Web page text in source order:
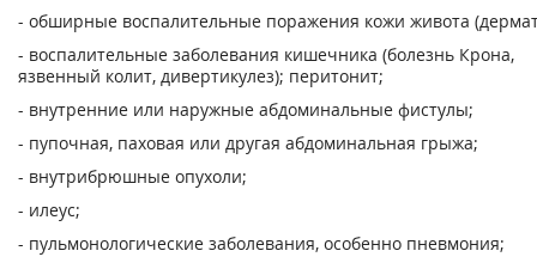
- обширные воспалительные поражения кожи живота
- воспалительные заболевания кишечника (болезнь Крона,
язвенный колит, дивертикулез); перитонит;
- внутренние или наружные абдоминальные фистулы;
- пупочная, паховая или другая абдоминальная грыжа;
- внутрибрюшные опухоли;
- илеус;
- пульмонологические заболевания, особенно пневмония;